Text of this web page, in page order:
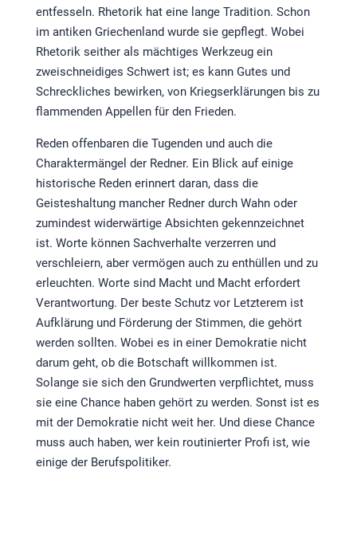
entfesseln. Rhetorik hat eine lange Tradition. Schon
im antiken Griechenland wurde sie gepflegt. Wobei
Rhetorik seither als mächtiges Werkzeug ein
zweischneidiges Schwert ist; es kann Gutes und
Schreckliches bewirken, von Kriegserklärungen bis zu
flammenden Appellen für den Frieden.
Reden offenbaren die Tugenden und auch die
Charaktermängel der Redner. Ein Blick auf einige
historische Reden erinnert daran, dass die
Geisteshaltung mancher Redner durch Wahn oder
zumindest widerwärtige Absichten gekennzeichnet
ist. Worte können Sachverhalte verzerren und
verschleiern, aber vermögen auch zu enthüllen und zu
erleuchten. Worte sind Macht und Macht erfordert
Verantwortung. Der beste Schutz vor Letzterem ist
Aufklärung und Förderung der Stimmen, die gehört
werden sollten. Wobei es in einer Demokratie nicht
darum geht, ob die Botschaft willkommen ist.
Solange sie sich den Grundwerten verpflichtet, muss
sie eine Chance haben gehört zu werden. Sonst ist es
mit der Demokratie nicht weit her. Und diese Chance
muss auch haben, wer kein routinierter Profi ist, wie
einige der Berufspolitiker.